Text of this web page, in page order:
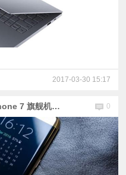
2017-03-30 15:17
Galaxy S8/Galaxy S7/LG G6/iPhone 7 旗舰机的拍照样张对比 0